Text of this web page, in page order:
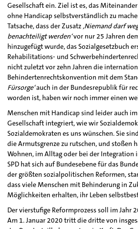
Gesellschaft ein. Ziel ist es, das
ohne Handicap selbstverständlich zu
Tatsache, dass der Zusatz ‚Niemand darf
benachteiligt werden‘vor nur 25 Jahren
hinzugefügt wurde, das Sozialgesetzbuch
Rehabilitations- und
nicht zuletzt vor zehn Jahren die
Behindertenrechtskonvention mit dem
Fürsorge‘auch in der Bundesrepublik für
worden ist, haben wir noch immer einen
Menschen mit Handicap sind leider auch
Gesellschaft integriert, wie wir
Sozialdemokraten es uns wünschen. Sie
die Armutsgrenze zu rutschen, und stoßen
Wohnen, im Alltag oder bei der Integration
SPD hat sich auf Bundesebene für das
der größten sozialpolitischen Reformen,
dass viele Menschen mit Behinderung in
Möglichkeiten erhalten, ihr Leben
Der vierstufige Reformprozess soll im Jahr
Am 1. Januar 2020 tritt die dritte von